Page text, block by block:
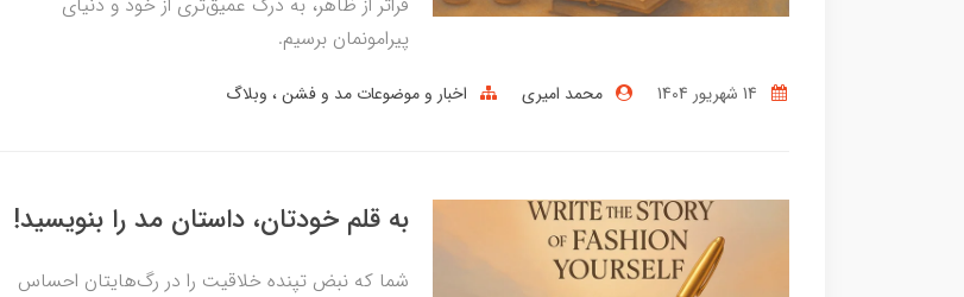
پیرامونمان برسیم.
محمد امیری اخبار و موضوعات مد و فشن وبلاگ
به قلم خودتان، داستان مد را بنویسید!
شما که نبض تپنده خلاقیت را در رگ‌هایتان احساس